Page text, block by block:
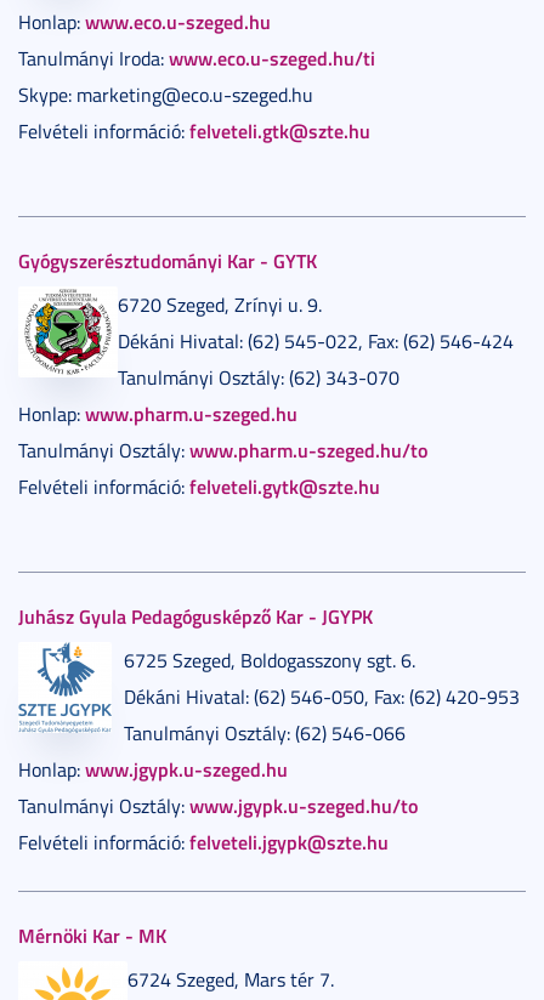
Honlap:www.eco.u-szeged.hu
Tanulmányi Iroda:www.eco.u-szeged.hu/ti
Skype: marketing@eco.u-szeged.hu
Felvételi információ:felveteli.gtk@szte.hu
Gyógyszerésztudományi Kar - GYTK
6720 Szeged, Zrínyi u. 9.
Dékáni Hivatal: (62) 545-022, Fax: (62) 546-424
Tanulmányi Osztály: (62) 343-070
Honlap:www.pharm.u-szeged.hu
Tanulmányi Osztály:www.pharm.u-szeged.hu/to
Felvételi információ:felveteli.gytk@szte.hu
Juhász Gyula Pedagógusképző Kar - JGYPK
6725 Szeged, Boldogasszony sgt. 6.
Dékáni Hivatal: (62) 546-050, Fax: (62) 420-953
Tanulmányi Osztály: (62) 546-066
Honlap:www.jgypk.u-szeged.hu
Tanulmányi Osztály:www.jgypk.u-szeged.hu/to
Felvételi információ:felveteli.jgypk@szte.hu
Mérnöki Kar - MK
6724 Szeged, Mars tér 7.